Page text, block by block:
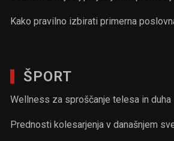
Kako pravilno izbirati primerna
ŠPORT
Wellness za sproščanje telesa in duha
Prednosti kolesarjenja v današnjem